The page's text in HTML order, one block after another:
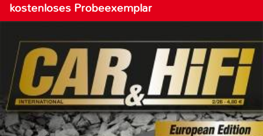
kostenloses Probeexemplar